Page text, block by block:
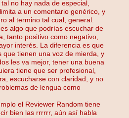
no hay nada de especial,
a un comentario genérico, y
al termino tal cual, general.
algo que podrías escuchar de
tanto positivo como negativo,
interés. La diferencia es que
que tienen una voz de mierda, y
les va mejor, tener una buena
tiene que ser profesional,
escucharse con claridad, y no
de lengua como
el Reviewer Random tiene
bien las rrrrrr, aún así habla